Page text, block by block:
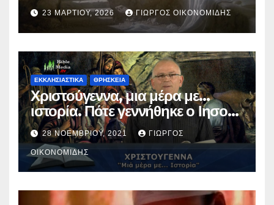
23 ΜΑΡΤΊΟΥ, 2026 ΓΙΏΡΓΟΣ ΟΙΚΟΝΟΜΊΔΗΣ
ΕΚΚΛΗΣΙΑΣΤΙΚΑ ΘΡΗΣΚΕΙΑ
Χριστούγεννα, μια μέρα με…
ιστορία. Πότε γεννήθηκε ο Ιησούς
Χριστός; (Βίντεο).
28 ΝΟΕΜΒΡΊΟΥ, 2021 ΓΙΏΡΓΟΣ
ΟΙΚΟΝΟΜΊΔΗΣ